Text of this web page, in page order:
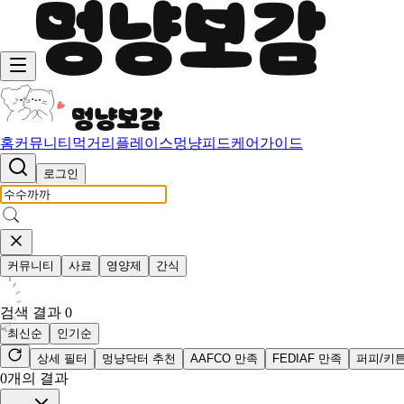
홈커뮤니티 먹거리 플레이스멍냥피드케어가이드
로그인
커뮤니티 사료 영양제 간식
검색 결과 0
최신순
인기순
상세 필터
멍냥닥터 추천 AAFCO 만족 FEDIAF 만족 퍼피/키
0개의 결과